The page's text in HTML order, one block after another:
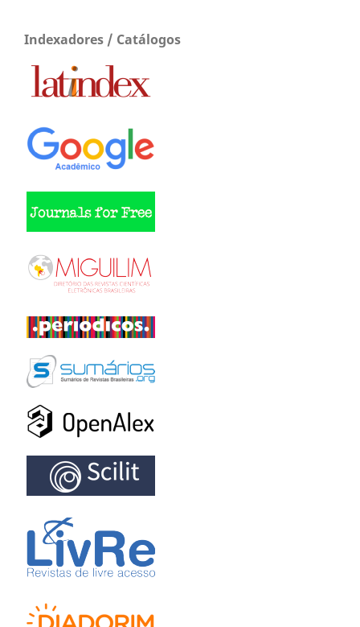
Indexadores / Catálogos